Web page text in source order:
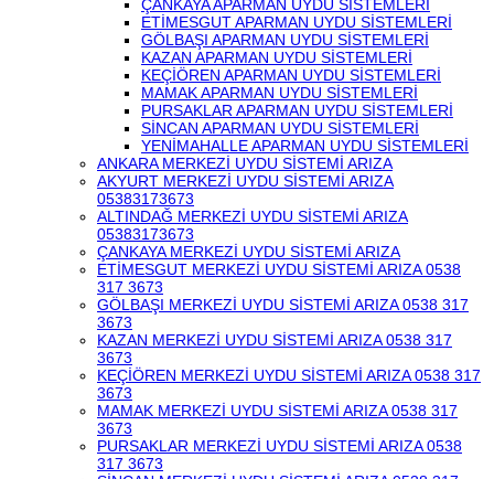
ÇANKAYA APARMAN UYDU SİSTEMLERİ
ETİMESGUT APARMAN UYDU SİSTEMLERİ
GÖLBAŞI APARMAN UYDU SİSTEMLERİ
KAZAN APARMAN UYDU SİSTEMLERİ
KEÇİÖREN APARMAN UYDU SİSTEMLERİ
MAMAK APARMAN UYDU SİSTEMLERİ
PURSAKLAR APARMAN UYDU SİSTEMLERİ
SİNCAN APARMAN UYDU SİSTEMLERİ
YENİMAHALLE APARMAN UYDU SİSTEMLERİ
ANKARA MERKEZİ UYDU SİSTEMİ ARIZA
AKYURT MERKEZİ UYDU SİSTEMİ ARIZA
05383173673
ALTINDAĞ MERKEZİ UYDU SİSTEMİ ARIZA
05383173673
ÇANKAYA MERKEZİ UYDU SİSTEMİ ARIZA
ETİMESGUT MERKEZİ UYDU SİSTEMİ ARIZA 0538
317 3673
GÖLBAŞI MERKEZİ UYDU SİSTEMİ ARIZA 0538 317
3673
KAZAN MERKEZİ UYDU SİSTEMİ ARIZA 0538 317
3673
KEÇİÖREN MERKEZİ UYDU SİSTEMİ ARIZA 0538 317
3673
MAMAK MERKEZİ UYDU SİSTEMİ ARIZA 0538 317
3673
PURSAKLAR MERKEZİ UYDU SİSTEMİ ARIZA 0538
317 3673